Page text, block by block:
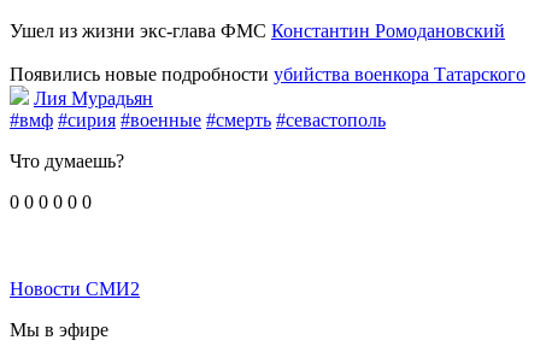
Ушел из жизни экс-глава ФМС Константин Ромодановский
Появились новые подробности убийства военкора Татарского
Лия Мурадьян
#вмф #сирия #военные #смерть #севастополь
Что думаешь?
0 0 0 0 0 0
Новости СМИ2
Мы в эфире